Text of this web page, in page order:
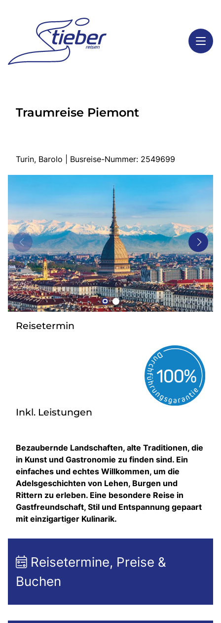
Highlights
Start
Busreisen
Bus mieten
Gutscheine
Kontakt
Traumreise Piemont
Turin, Barolo | Busreise-Nummer: 2549699
Reisetermin
Inkl. Leistungen
Bezaubernde Landschaften, alte Traditionen, die
in Kunst und Gastronomie zu finden sind. Ein
einfaches und echtes Willkommen, um die
Adelsgeschichten von Lehen, Burgen und
Rittern zu erleben. Eine besondere Reise in
Gastfreundschaft, Stil und Entspannung gepaart
mit einzigartiger Kulinarik.
Reisetermine, Preise &
Buchen